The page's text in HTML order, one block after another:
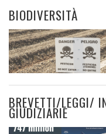
BIODIVERSITÀ
BREVETTI/LEGGI/
GIUDIZIARIE